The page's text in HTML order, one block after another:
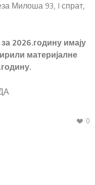
Милоша 93, I спрат,
2026.годину имају
материјалне
0